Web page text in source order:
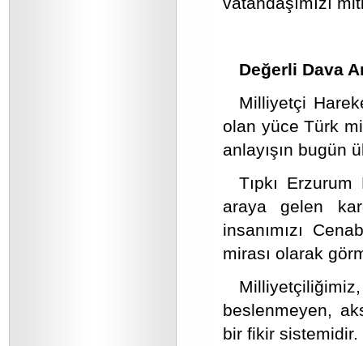
Değerli Dava
Milliyetçi
olan yüce Türk
anlayışın bugün
Tıpkı
araya gelen
insanımızı
mirası olarak
beslenmeyen,
bir fikir sistemidir.